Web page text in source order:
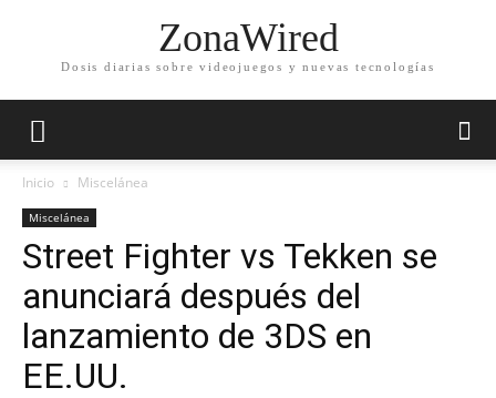
ZonaWired
Dosis diarias sobre videojuegos y nuevas tecnologías
Inicio Miscelánea
Miscelánea
Street Fighter vs Tekken se
anunciará después del
lanzamiento de 3DS en
EE.UU.